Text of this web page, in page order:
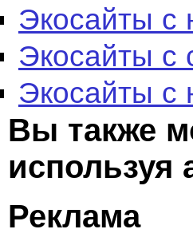
Экосайты с
Экосайты с
Экосайты с
Вы также
используя
Реклама